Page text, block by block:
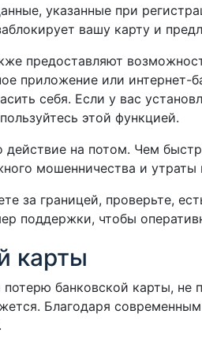
указанные при
вашу карту и
предоставляют
приложение или
себя. Если у вас
этой функцией.
действие на потом. Чем
мошенничества и утраты
за границей, проверьте,
поддержки, чтобы
карты
банковской карты, не
Благодаря